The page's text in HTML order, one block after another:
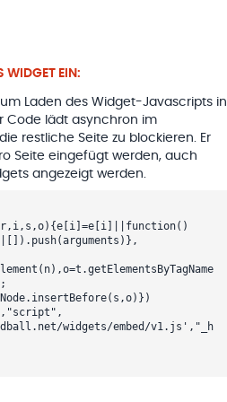
WIDGET EIN:
Laden des Widget-Javascripts in
Code lädt asynchron im
restliche Seite zu blockieren. Er
Seite eingefügt werden, auch
angezeigt werden.
widgets/embed/v1.js',"_h